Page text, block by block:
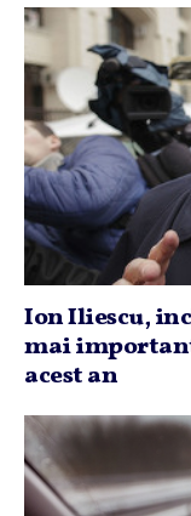
Ion Iliescu,
mai
acest an